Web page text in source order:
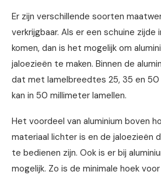
Er zijn verschillende soorten
verkrijgbaar. Als er een schuine
komen, dan is het mogelijk om
jaloezieën te maken. Binnen de
dat met lamelbreedtes 25, 35 en
kan in 50 millimeter lamellen.
Het voordeel van aluminium boven
materiaal lichter is en de jaloezieën
te bedienen zijn. Ook is er bij
mogelijk. Zo is de minimale hoek